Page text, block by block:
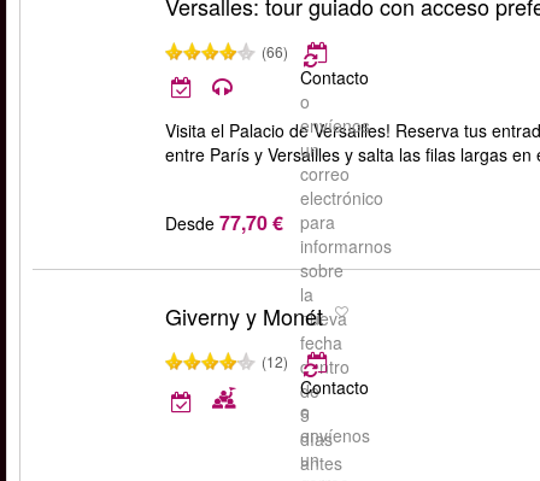
(66)
Contacto
o
envíenos
un
correo
electrónico
para
informarnos
sobre
la
nueva
fecha
dentro
de
5
días
antes
Visita el Palacio de Versailles! Reserva tus
entre París y Versailles y salta las filas largas en
Desde 77,70 €
Giverny y Monét
(12)
Contacto
o
envíenos
un